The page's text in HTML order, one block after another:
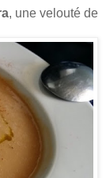
, une velouté de